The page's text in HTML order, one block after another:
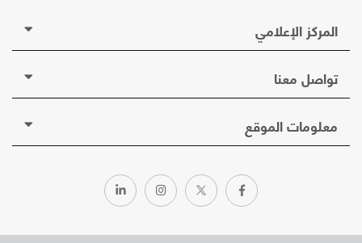
المركز الإعلامي
تواصل معنا
معلومات الموقع